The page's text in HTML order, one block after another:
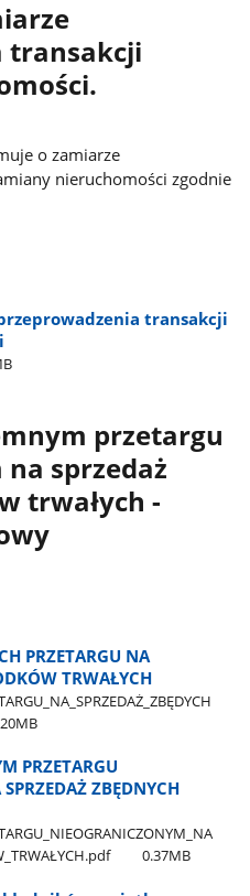
transakcji
o zamiarze
nieruchomości zgodnie
transakcji
przetargu
sprzedaż
trwałych -
PRZETARGU NA
TRWAŁYCH
PRZETARGU
ZBĘDNYCH
0.37MB